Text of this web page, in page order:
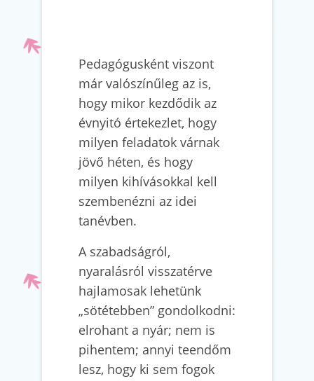
Pedagógusként viszont
már valószínűleg az is,
hogy mikor kezdődik az
évnyitó értekezlet, hogy
milyen feladatok várnak
jövő héten, és hogy
milyen kihívásokkal kell
szembenézni az idei
tanévben.
A szabadságról,
nyaralásról visszatérve
hajlamosak lehetünk
„sötétebben” gondolkodni:
elrohant a nyár; nem is
pihentem; annyi teendőm
lesz, hogy ki sem fogok